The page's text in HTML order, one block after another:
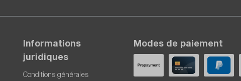
Informations
juridiques
Conditions générales
Modes de paiement